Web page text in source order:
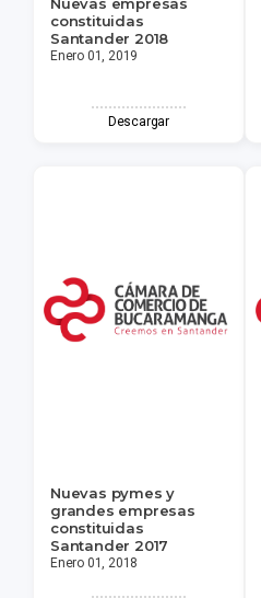
Nuevas empresas
constituidas
Santander 2018
Enero 01, 2019
Descargar
Nuevas pymes y
grandes empresas
constituidas
Santander 2017
Enero 01, 2018